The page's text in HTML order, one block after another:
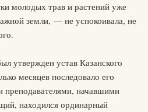
молодых трав и растений уже
земли, — не успокоивала, не
утвержден устав Казанского
месяцев последовало его
начавшими
находился ординарный